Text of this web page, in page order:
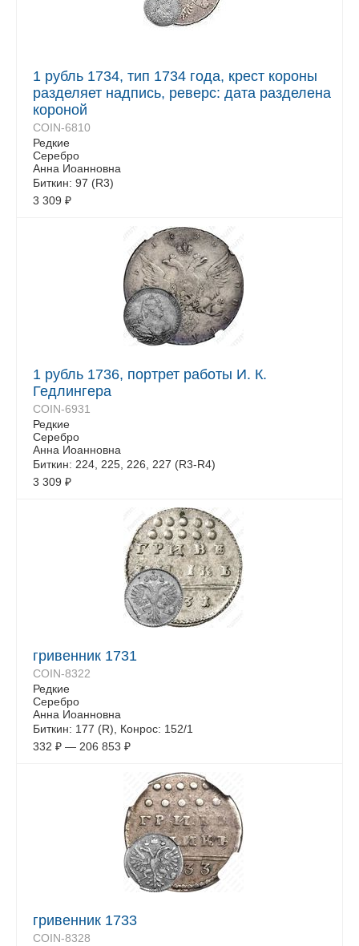
1 рубль 1734, тип 1734 года, крест короны
разделяет надпись, реверс: дата разделена
короной
COIN-6810
Редкие
Серебро
Анна Иоанновна
Биткин: 97 (R3)
3 309 ₽
1 рубль 1736, портрет работы И. К.
Гедлингера
COIN-6931
Редкие
Серебро
Анна Иоанновна
Биткин: 224, 225, 226, 227 (R3-R4)
3 309 ₽
гривенник 1731
COIN-8322
Редкие
Серебро
Анна Иоанновна
Биткин: 177 (R), Конрос: 152/1
332 ₽ — 206 853 ₽
гривенник 1733
COIN-8328